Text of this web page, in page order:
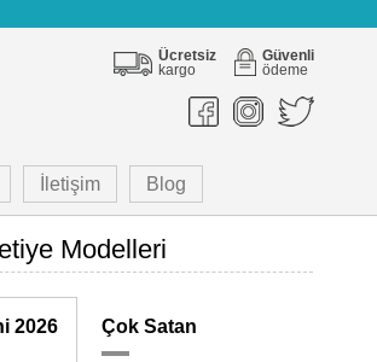
Güvenli
ödeme
Ücretsiz
kargo
İletişim Blog
Modelleri
2026 Çok Satan